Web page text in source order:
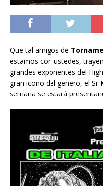
Que tal amigos de
estamos con ustedes,
grandes exponentes del
gran icono del genero, el Sr
semana se estará